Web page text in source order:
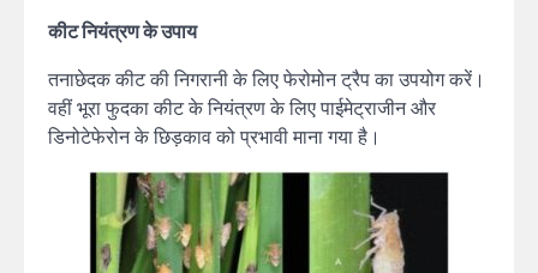
कीट नियंत्रण के उपाय
तनाछेदक कीट की निगरानी के लिए फेरोमोन ट्रैप का उपयोग करें।
वहीं भूरा फुदका कीट के नियंत्रण के लिए पाईमेट्राजीन और
डिनोटेफेरोन के छिड़काव को प्रभावी माना गया है।